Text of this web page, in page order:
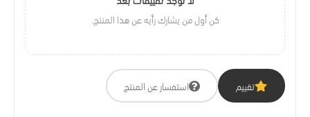
كن أول من يشارك رأيه عن هذا المنتج.
تقييم استفسار عن المنتج